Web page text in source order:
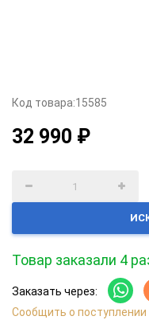
Код товара:15585
32 990 ₽
Товар заказали 4
Заказать через:
Сообщить о поступлении